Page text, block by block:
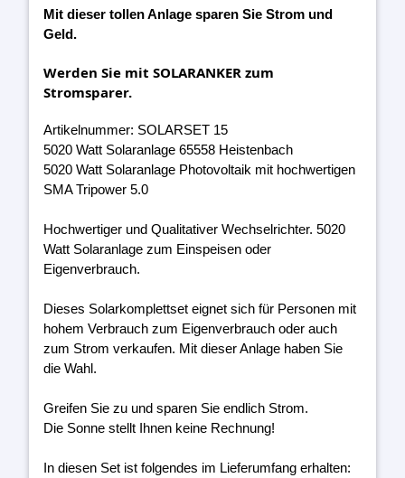
Mit dieser tollen Anlage sparen Sie Strom und
Geld.
Werden Sie mit SOLARANKER zum
Stromsparer.
Artikelnummer: SOLARSET 15
5020 Watt Solaranlage 65558 Heistenbach
5020 Watt Solaranlage Photovoltaik mit hochwertigen
SMA Tripower 5.0
Hochwertiger und Qualitativer Wechselrichter. 5020
Watt Solaranlage zum Einspeisen oder
Eigenverbrauch.
Dieses Solarkomplettset eignet sich für Personen mit
hohem Verbrauch zum Eigenverbrauch oder auch
zum Strom verkaufen. Mit dieser Anlage haben Sie
die Wahl.
Greifen Sie zu und sparen Sie endlich Strom.
Die Sonne stellt Ihnen keine Rechnung!
In diesen Set ist folgendes im Lieferumfang erhalten: